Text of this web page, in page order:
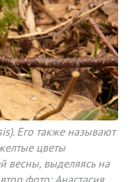
Его также называют
цветы
весны, выделяясь на
фото: Анастасия